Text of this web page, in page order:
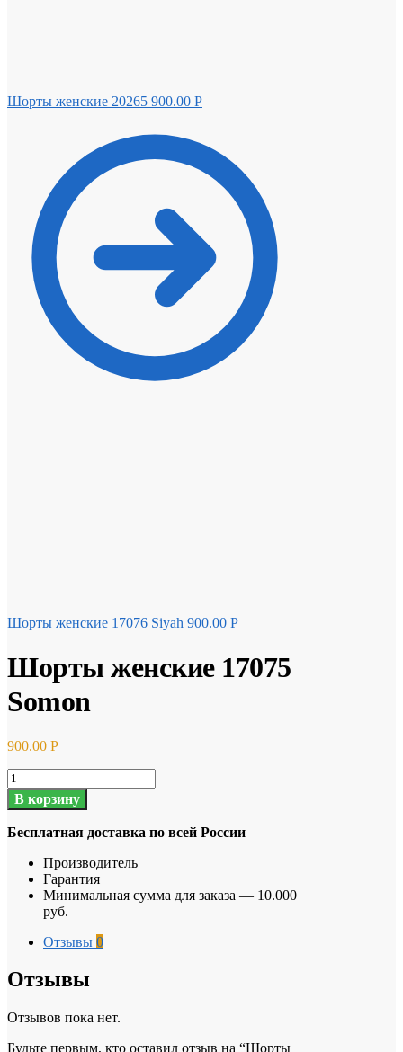
Шорты женские 20265 900.00 Р
Шорты женские 17076 Siyah 900.00 Р
Шорты женские 17075
Somon
900.00 Р
Количество
товара
Шорты
женские
17075
Somon
В корзину
Бесплатная доставка по всей России
Производитель
Гарантия
Минимальная сумма для заказа — 10.000
руб.
Отзывы 0
Отзывы
Отзывов пока нет.
Будьте первым, кто оставил отзыв на “Шорты